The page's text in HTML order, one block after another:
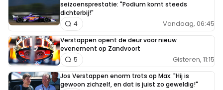
seizoensprestatie: "Podium komt steeds
dichterbij!"
Vandaag, 06:45
4
Verstappen opent de deur voor nieuw
evenement op Zandvoort
Gisteren, 11:15
5
Jos Verstappen enorm trots op Max: "Hij is
gewoon zichzelf, en dat is juist zo geweldig!"